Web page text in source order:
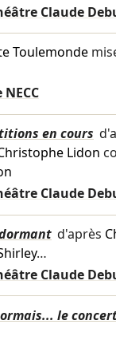
Claude
Toulemonde
NECC
en cours
Lidon
Claude
d'après
…
Claude
le